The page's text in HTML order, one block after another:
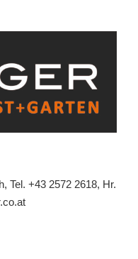
Tel. +43 2572 2618, Hr.